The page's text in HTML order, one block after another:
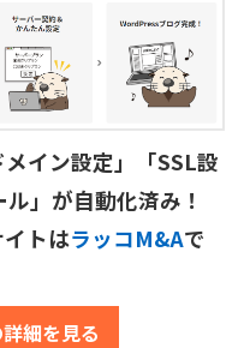
メイン設定」「SSL設
」が自動化済み！
トはラッコM&Aで
細を見る